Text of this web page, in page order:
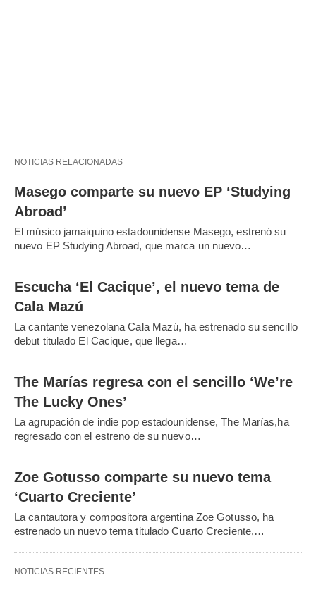
NOTICIAS RELACIONADAS
Masego comparte su nuevo EP ‘Studying
Abroad’
El músico jamaiquino estadounidense Masego, estrenó su
nuevo EP Studying Abroad, que marca un nuevo…
Escucha ‘El Cacique’, el nuevo tema de
Cala Mazú
La cantante venezolana Cala Mazú, ha estrenado su sencillo
debut titulado El Cacique, que llega…
The Marías regresa con el sencillo ‘We’re
The Lucky Ones’
La agrupación de indie pop estadounidense, The Marías,ha
regresado con el estreno de su nuevo…
Zoe Gotusso comparte su nuevo tema
‘Cuarto Creciente’
La cantautora y compositora argentina Zoe Gotusso, ha
estrenado un nuevo tema titulado Cuarto Creciente,…
NOTICIAS RECIENTES